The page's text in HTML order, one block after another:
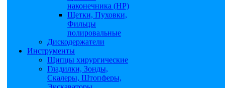
наконечника (НР)
Щетки, Пуховки,
Фильцы
полировальные
Дискодержатели
Инструменты
Щипцы хирургические
Гладилки, Зонды,
Скалеры, Штопферы,